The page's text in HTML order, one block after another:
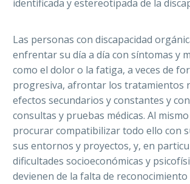
identificada y estereotipada de la
Las personas con discapacidad
enfrentar su día a día con síntomas y
como el dolor o la fatiga, a veces de
progresiva, afrontar los tratamientos
efectos secundarios y constantes y
consultas y pruebas médicas. Al
procurar compatibilizar todo ello con
sus entornos y proyectos, y, en
dificultades socioeconómicas y
devienen de la falta de reconocimiento